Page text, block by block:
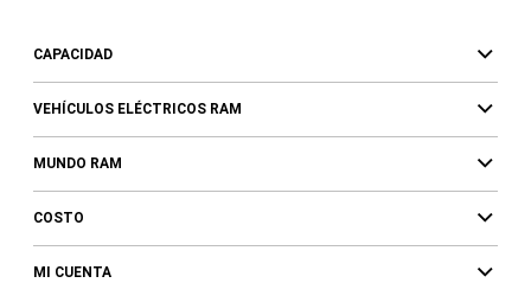
CAPACIDAD
VEHÍCULOS ELÉCTRICOS RAM
MUNDO RAM
COSTO
MI CUENTA